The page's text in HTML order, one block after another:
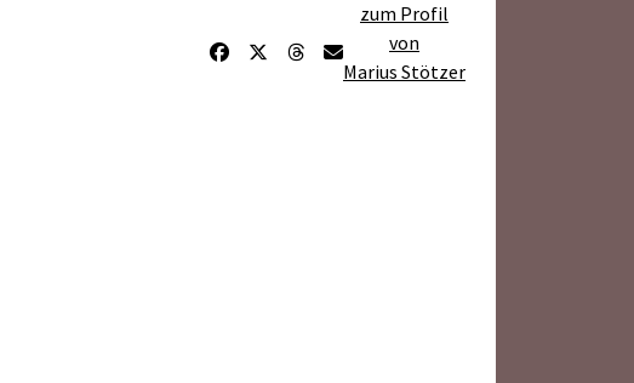
zum Profil
von
Marius Stötzer